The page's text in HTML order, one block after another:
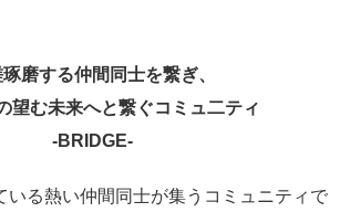
磨する仲間同士を繋ぎ、
望む未来へと繋ぐコミュ二ティ
-BRIDGE-
いる熱い仲間同士が集うコミュニティで